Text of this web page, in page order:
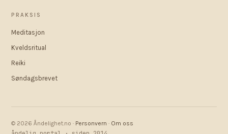
PRAKSIS
Meditasjon
Kveldsritual
Reiki
Søndagsbrevet
© 2026 Åndelighet.no · Personvern · Om oss